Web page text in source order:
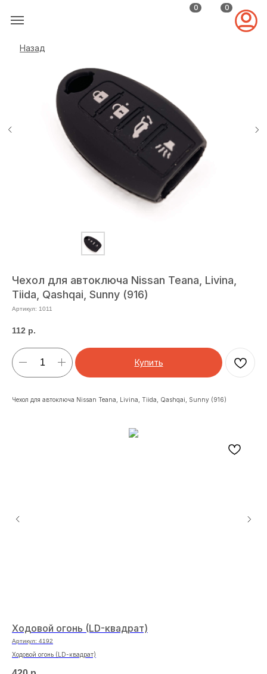
0 0
Назад
Чехол для автоключа Nissan Teana, Livina,
Tiida, Qashqai, Sunny (916)
Артикул: 1011
112 р.
Купить
Чехол для автоключа Nissan Teana, Livina, Tiida, Qashqai, Sunny (916)
Ходовой огонь (LD-квадрат)
Артикул: 4192
Ходовой огонь (LD-квадрат)